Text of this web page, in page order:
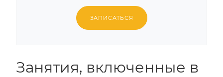
ЗАПИСАТЬСЯ
Занятия, включенные в